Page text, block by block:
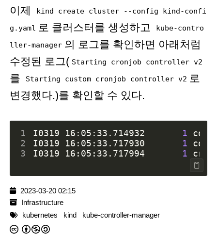
이제
kind create cluster --config kind-confi
g.yaml 로 클러스터를 생성하고
kube-contro
ller-manager 의 로그를 확인하면 아래처럼
수정된 로그( Starting cronjob controller v2
를 Starting custom cronjob controller v2 로
변경했다.)를 확인할 수 있다.
1 I0319 16:05:33.714932 1
2
I0319 16:05:33.717930 1
3
I0319 16:05:33.717994 1
2023-03-20 02:15
Infrastructure
kubernetes
kind kube-controller-manager